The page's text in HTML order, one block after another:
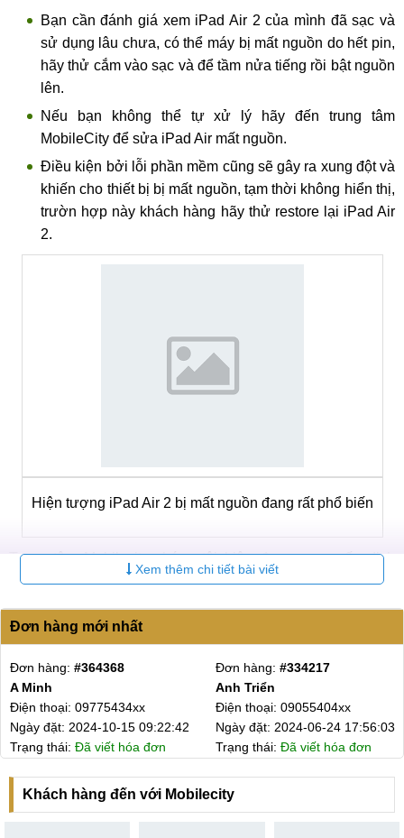
Bạn cần đánh giá xem iPad Air 2 của mình đã sạc và
sử dụng lâu chưa, có thể máy bị mất nguồn do hết pin,
hãy thử cắm vào sạc và để tầm nửa tiếng rồi bật nguồn
lên.
Nếu bạn không thể tự xử lý hãy đến trung tâm
MobileCity để sửa iPad Air mất nguồn.
Điều kiện bởi lỗi phần mềm cũng sẽ gây ra xung đột và
khiến cho thiết bị bị mất nguồn, tạm thời không hiển thị,
trườn hợp này khách hàng hãy thử restore lại iPad Air
2.
Hiện tượng iPad Air 2 bị mất nguồn đang rất phổ biến
Trung tâm Mobilecity chúng tôi hiện đang cung cấp dịch
vụ sửa iPad Air mất nguồn uy tín, chất lượn. Khi khách hàng
nhiệt tình. Ngoài ra sau khi Sửa iPad Air bị mất nguồn khách
hàng còn được nhiều phần quà ưu đãi của trung tâm.
Xem thêm gói sửa iPad Air 2 mất nguồn,
nguồngiá rẻ, bảo đảm chất lượng ở Hà Nội và HCM.
Nên tới trung tâm MobileCity sửa iPad Air mất
nguồn bởi vì
Trung tâm chúng tôi có thâm niên hoạt động gần 10 năm,
chuyênsửa chữa iPad chính hãng, xử lý, thay thế linh kiện
Xem thêm chi tiết bài viết
Đơn hàng mới nhất
Đơn hàng: #364368
A Minh
Điện thoại: 09775434xx
Ngày đặt: 2024-10-15 09:22:42
Trạng thái: Đã viết hóa đơn
Đơn hàng: #334217
Anh Triển
Điện thoại: 09055404xx
Ngày đặt: 2024-06-24 17:56:03
Trạng thái: Đã viết hóa đơn
Khách hàng đến với Mobilecity